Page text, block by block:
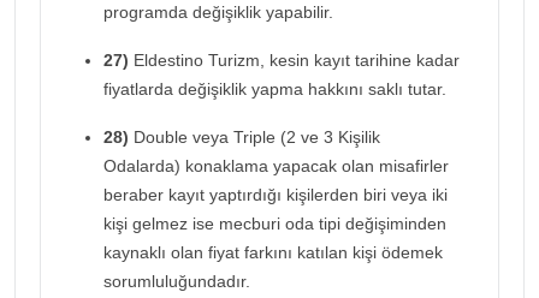
programda değişiklik yapabilir.
27) Eldestino Turizm, kesin kayıt tarihine kadar
fiyatlarda değişiklik yapma hakkını saklı tutar.
28) Double veya Triple (2 ve 3 Kişilik
Odalarda) konaklama yapacak olan misafirler
beraber kayıt yaptırdığı kişilerden biri veya iki
kişi gelmez ise mecburi oda tipi değişiminden
kaynaklı olan fiyat farkını katılan kişi ödemek
sorumluluğundadır.